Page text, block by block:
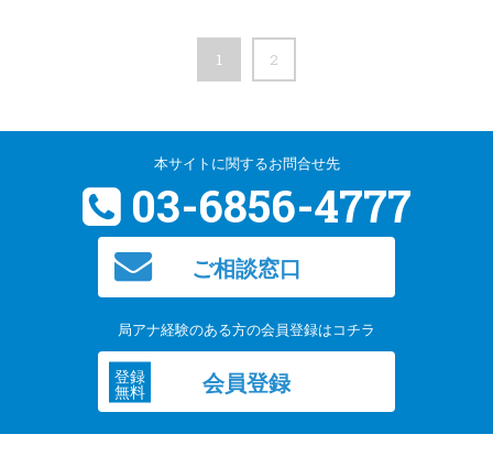
1 2
本サイトに関するお問合せ先
03-6856-4777
ご相談窓口
局アナ経験のある方の会員登録はコチラ
登録
無料 会員登録